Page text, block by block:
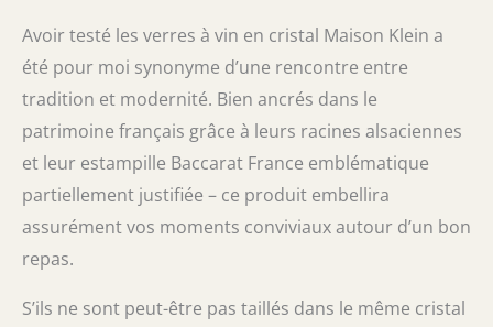
Avoir testé les verres à vin en cristal Maison Klein a
été pour moi synonyme d’une rencontre entre
tradition et modernité. Bien ancrés dans le
patrimoine français grâce à leurs racines alsaciennes
et leur estampille Baccarat France emblématique
partiellement justifiée – ce produit embellira
assurément vos moments conviviaux autour d’un bon
repas.
S’ils ne sont peut-être pas taillés dans le même cristal